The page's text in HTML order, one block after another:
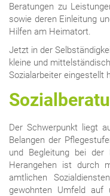
Beratungen zu
sowie deren Einleitung
Hilfen am Heimatort.
Jetzt in der
kleine und
Sozialarbeiter eingestellt
Der Schwerpunkt liegt
Belangen der
und Begleitung bei der
Herangehen ist durch
amtlichen
gewohnten Umfeld